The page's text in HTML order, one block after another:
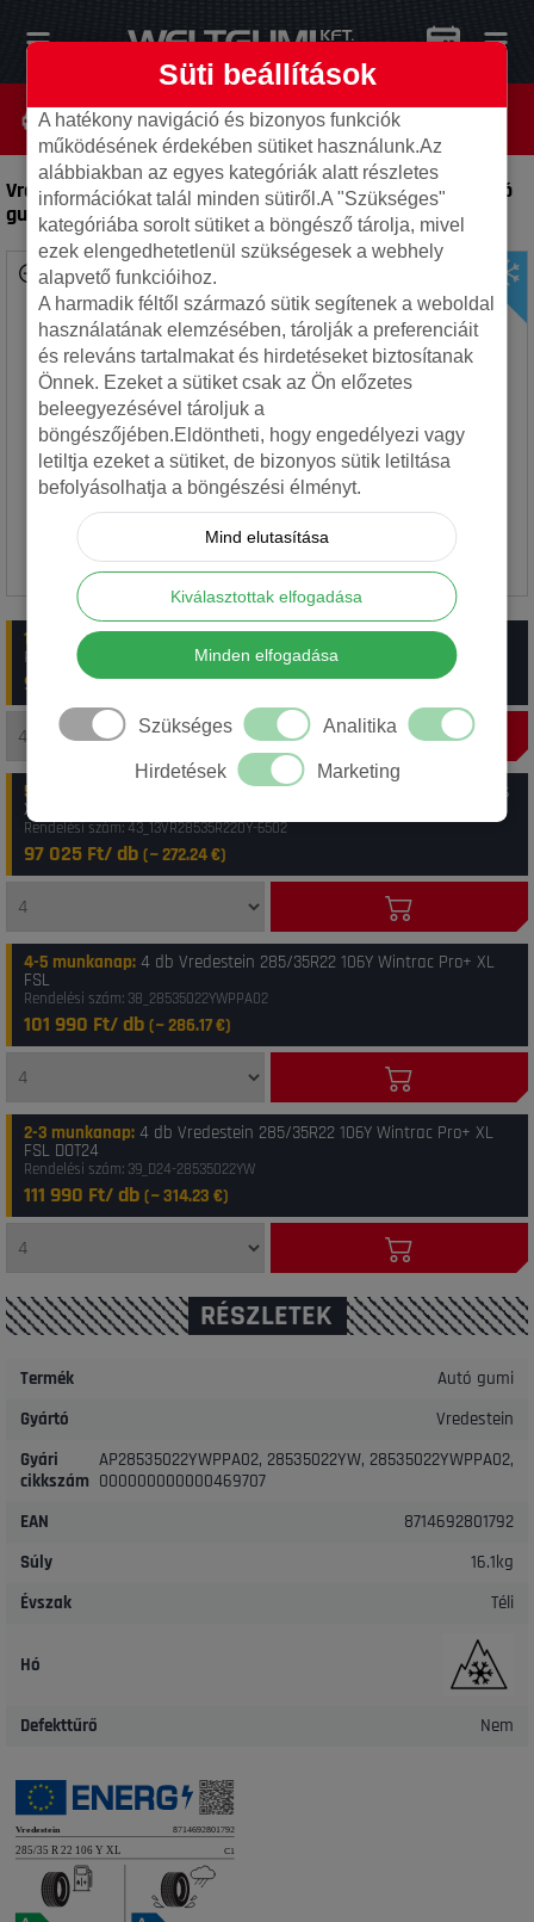
Vredestein 285/35R22 106Y Wintrac Pro Plus XL FSL
Autó
gumi
1-4 munkanap:20 db Vredestein 285/35R22 106Y XL Wintrac Pro+
Rendelési szám: 41_8714692801792
96 350 Ft/ db (~270.34€)
5-10 munkanap 10 db Vredestein 285/35R22 106Y Wintrac Pro Plus
XL FSL
Rendelési szám: 43_13VR28535R220Y-6502
97 025 Ft/ db (~272.24€)
4-5 munkanap: 4 db Vredestein 285/35R22 106Y Wintrac Pro+ XL
FSL
Rendelési szám: 38_28535022YWPPA02
101 990 Ft/ db (~286.17€)
2-3 munkanap: 4 db Vredestein 285/35R22 106Y Wintrac Pro+ XL
FSL DOT24
Rendelési szám: 39_D24-28535022YW
111 990 Ft/ db (~314.23 €)
RÉSZLETEK
Termék
Autó gumi
Gyártó
Vredestein
Gyári
cikkszám
AP28535022YWPPA02, 28535022YW, 28535022YWPPA02,
000000000000469707
EAN
8714692801792
Súly
16.1kg
Évszak
Téli
Hó
Defekttűrő Nem
Süti beállítások
A hatékony navigáció és bizonyos funkciók
működésének érdekében sütiket használunk.Az
alábbiakban az egyes kategóriák alatt részletes
információkat talál minden sütiről.A "Szükséges"
kategóriába sorolt sütiket a böngésző tárolja, mivel
ezek elengedhetetlenül szükségesek a webhely
alapvető funkcióihoz.
A harmadik féltől származó sütik segítenek a weboldal
használatának elemzésében, tárolják a preferenciáit
és releváns tartalmakat és hirdetéseket biztosítanak
Önnek. Ezeket a sütiket csak az Ön előzetes
beleegyezésével tároljuk a
böngészőjében.Eldöntheti, hogy engedélyezi vagy
letiltja ezeket a sütiket, de bizonyos sütik letiltása
befolyásolhatja a böngészési élményt.
Mind elutasítása
Kiválasztottak elfogadása
Minden elfogadása
Szükséges Analitika
Hirdetések Marketing